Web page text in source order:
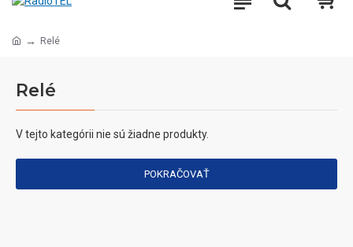
Relé
Relé
V tejto kategórii nie sú žiadne produkty.
POKRAČOVAŤ